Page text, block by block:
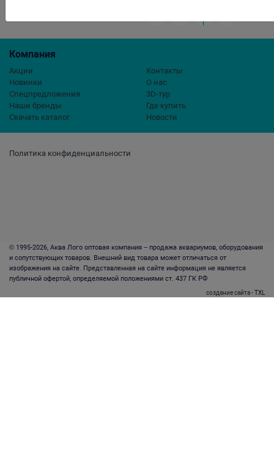
Политика конфиденциальности
Компания
Акции
Новинки
Спецпредложения
Наши бренды
Скачать каталог
Контакты
О нас
3D-тур
Где купить
Новости
© 1995-2026, Аква Лого оптовая компания – продажа аквариумов, оборудования
и сопутствующих товаров. Внешний вид товара может отличаться от
изображения на сайте. Представленная на сайте информация не является
публичной офертой, определяемой положениями ст. 437 ГК РФ
создание сайта- TXL